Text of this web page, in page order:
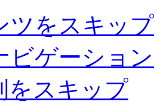
ツをスキップ
ビゲーショ
をスキップ